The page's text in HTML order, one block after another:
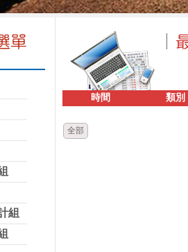
組
時間 類別
全部